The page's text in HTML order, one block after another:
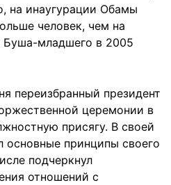
на инаугурации Обамы
человек, чем на
младшего в 2005
переизбранный президент
церемонии в
присягу. В своей
основные принципы своего
подчеркнул
отношений с